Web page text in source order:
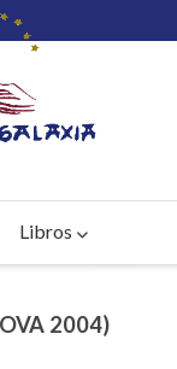
Libros
2004)